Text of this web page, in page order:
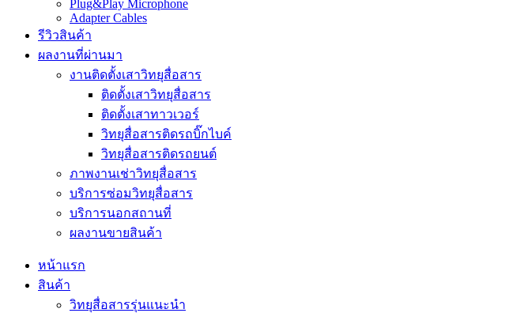
Plug&Play Microphone
Adapter Cables
รีวิวสินค้า
ผลงานที่ผ่านมา
งานติดตั้งเสาวิทยุสื่อสาร
ติดตั้งเสาวิทยุสื่อสาร
ติดตั้งเสาทาวเวอร์
วิทยุสื่อสารติดรถบิ๊กไบค์
วิทยุสื่อสารติดรถยนต์
ภาพงานเช่าวิทยุสื่อสาร
บริการซ่อมวิทยุสื่อสาร
บริการนอกสถานที่
ผลงานขายสินค้า
หน้าแรก
สินค้า
วิทยุสื่อสารรุ่นแนะนำ